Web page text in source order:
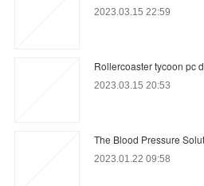
2023.03.15 22:59
Rollercoaster tycoon pc
2023.03.15 20:53
The Blood Pressure
2023.01.22 09:58